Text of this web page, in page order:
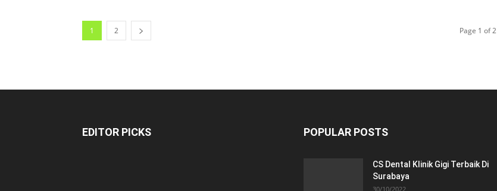
1 2 Page 1 of 2
EDITOR PICKS POPULAR POSTS
CS Dental Klinik Gigi Terbaik Di
Surabaya
30/10/2022